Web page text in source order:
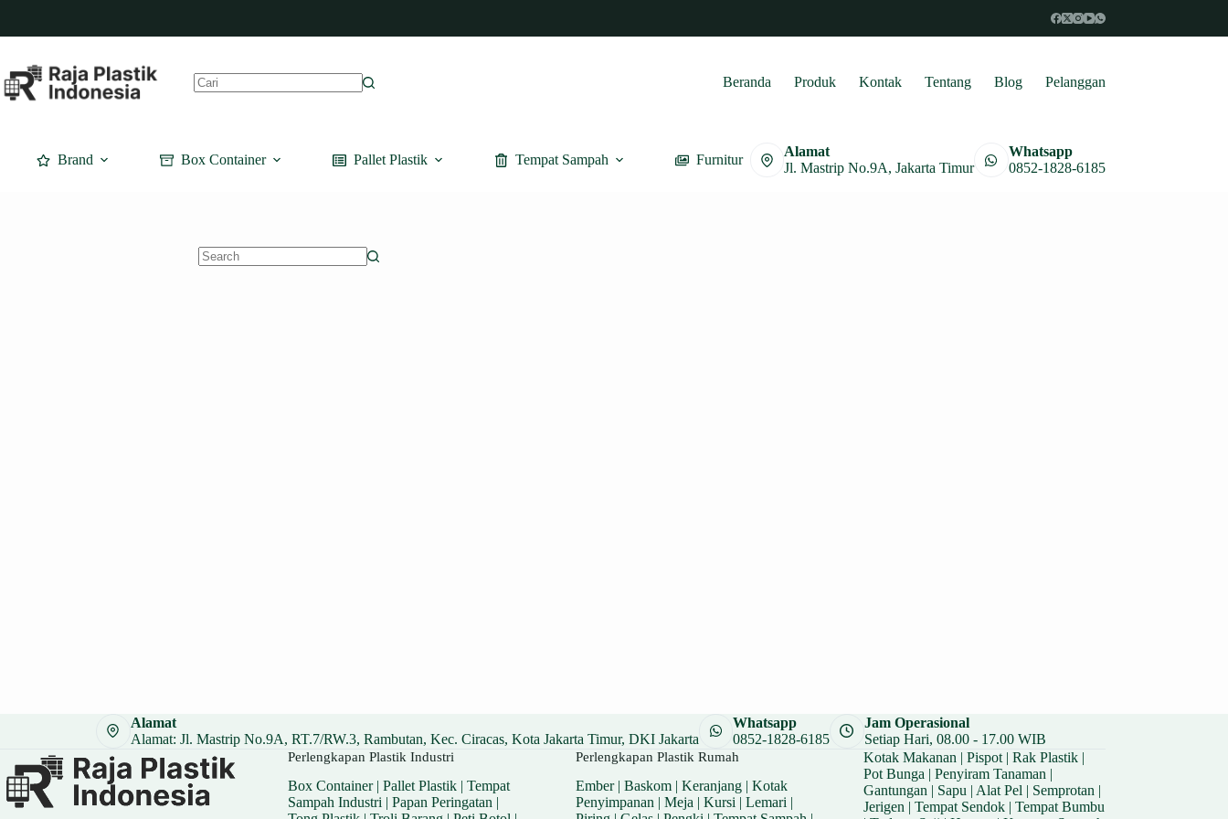
content
Beranda Produk Kontak Tentang Blog Pelanggan
Brand Box Container Pallet Plastik Tempat Sampah Furnitur
Alamat
Jl. Mastrip No.9A, Jakarta Timur
Whatsapp
0852-1828-6185
Alamat
Alamat: Jl. Mastrip No.9A, RT.7/RW.3, Rambutan, Kec. Ciracas, Kota Jakarta Timur, DKI Jakarta
Whatsapp
0852-1828-6185
Jam Operasional
Setiap Hari, 08.00 - 17.00 WIB
Perlengkapan Plastik Industri
Box Container| Pallet Plastik| Tempat
Sampah Industri | Papan Peringatan |
Perlengkapan Plastik Rumah
Ember| Baskom| Keranjang| Kotak
Penyimpanan | Meja | Kursi | Lemari |
Kotak Makanan | Pispot| Rak Plastik|
Pot Bunga | Penyiram Tanaman |
Gantungan | Sapu | Alat Pel | Semprotan |
Jerigen | Tempat Sendok| Tempat Bumbu